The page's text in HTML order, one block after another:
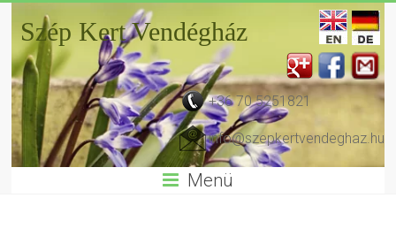
Szép Kert Vendégház
+36 70 5251821
info@szepkertvendeghaz.hu
Menü